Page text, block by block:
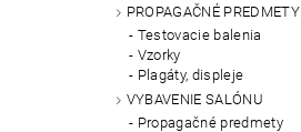
PROPAGAČNÉ PREDMETY
Testovacie balenia
Vzorky
Plagáty, displeje
VYBAVENIE SALÓNU
Propagačné predmety